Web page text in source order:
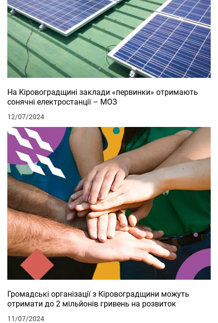
На Кіровоградщині заклади «первинки» отримають
сонячні електростанції – МОЗ
12/07/2024
Громадські організації з Кіровоградщини можуть
отримати до 2 мільйонів гривень на розвиток
11/07/2024